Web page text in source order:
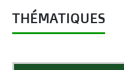
THÉMATIQUES